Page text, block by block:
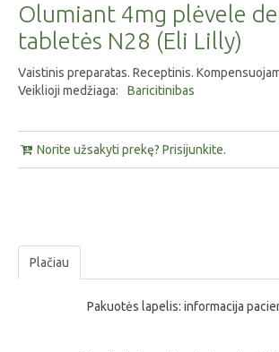
Olumiant 4mg plėvele
tabletės N28 (Eli Lilly)
Vaistinis preparatas. Receptinis.
Veiklioji medžiaga:
Baricitinibas
Norite užsakyti prekę? Prisijunkite.
Plačiau
Pakuotės lapelis: informacija